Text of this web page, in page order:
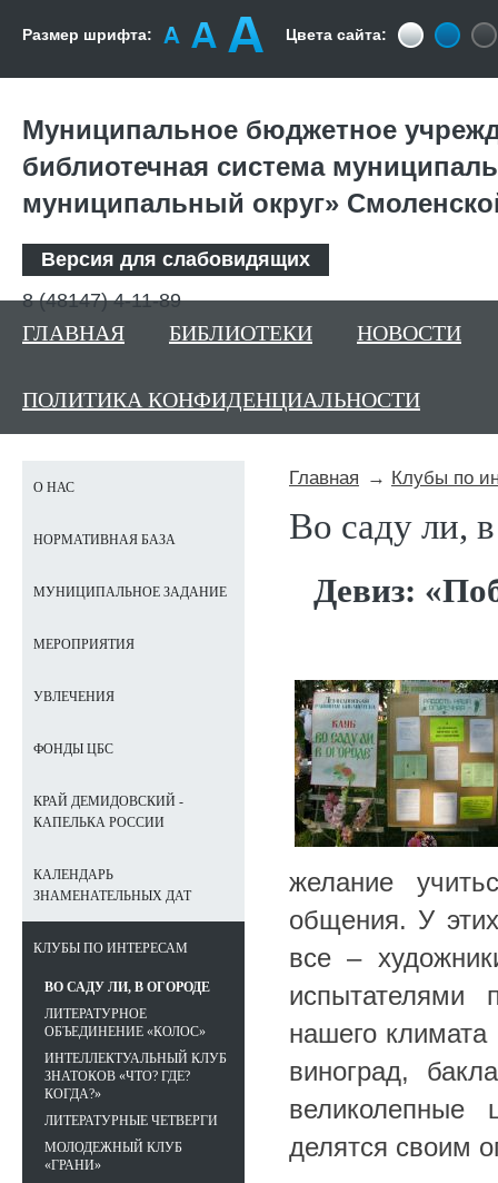
Размер шрифта: Цвета сайта:
Муниципальное бюджетное
библиотечная система
муниципальный округ»
Версия для слабовидящих
8 (48147) 4-11-89
ГЛАВНАЯ БИБЛИОТЕКИ НОВОСТИ
ПОЛИТИКА КОНФИДЕНЦИАЛЬНОСТИ
Главная Клубы по
Во саду ли,
Девиз:
желание
общения. У
все –
нашего климата
виноград,
делятся своим
О НАС
НОРМАТИВНАЯ БАЗА
МУНИЦИПАЛЬНОЕ ЗАДАНИЕ
МЕРОПРИЯТИЯ
УВЛЕЧЕНИЯ
ФОНДЫ ЦБС
КРАЙ ДЕМИДОВСКИЙ -
КАПЕЛЬКА РОССИИ
КАЛЕНДАРЬ
ЗНАМЕНАТЕЛЬНЫХ ДАТ
КЛУБЫ ПО ИНТЕРЕСАМ
ВО САДУ ЛИ, В ОГОРОДЕ
ЛИТЕРАТУРНОЕ
ОБЪЕДИНЕНИЕ «КОЛОС»
ИНТЕЛЛЕКТУАЛЬНЫЙ КЛУБ
ЗНАТОКОВ «ЧТО? ГДЕ?
КОГДА?»
ЛИТЕРАТУРНЫЕ ЧЕТВЕРГИ
МОЛОДЕЖНЫЙ КЛУБ
«ГРАНИ»